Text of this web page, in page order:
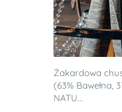
Żakardowa
(63% Bawełna,
NATU...